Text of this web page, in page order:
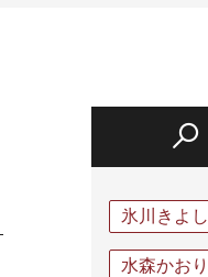
氷川きよし
水森かおり